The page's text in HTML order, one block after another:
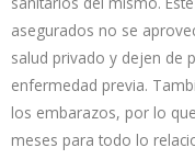
asegurados no se
salud privado y dejen de
enfermedad previa.
los embarazos, por lo
meses para todo lo